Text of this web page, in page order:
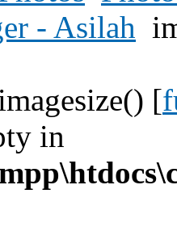
- Asilah
[
in